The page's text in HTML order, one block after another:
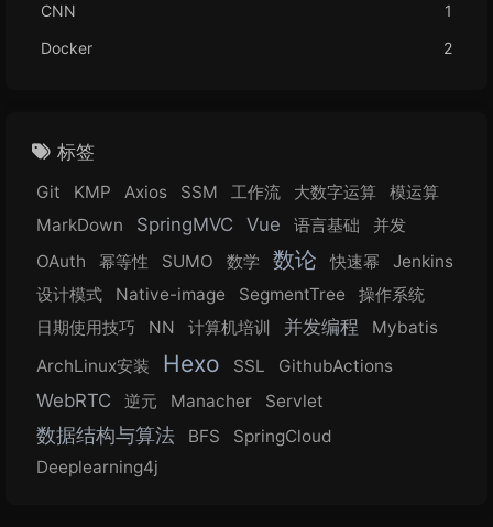
CNN
1
Docker
2
标签
Git KMP Axios SSM 工作流 大数字运算
模运算
MarkDown
SpringMVC Vue 语言基础
并发
OAuth
幂等性 SUMO 数学 数论 快速幂
Jenkins
设计模式
Native-image SegmentTree
操作系统
日期使用技巧
NN 计算机培训 并发编程
Mybatis
ArchLinux安装
Hexo SSL GithubActions
WebRTC 逆元 Manacher Servlet
数据结构与算法 BFS
SpringCloud
Deeplearning4j